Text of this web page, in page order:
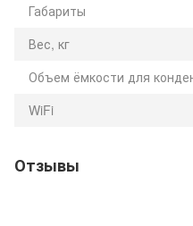
Габариты
Вес, кг
Объем ёмкости для
WiFi
Отзывы